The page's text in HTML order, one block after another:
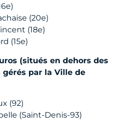
(20e)
(18e)
(15e)
(situés en dehors des
par la Ville de
(92)
(Saint-Denis-93)